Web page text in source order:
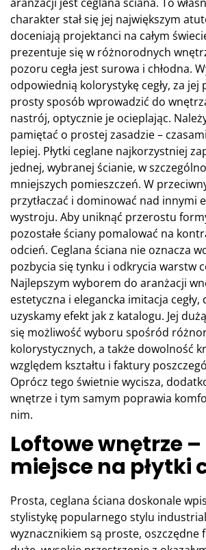
charakter stał się jej największym
doceniają projektanci na całym
prezentuje się w różnorodnych
pozoru cegła jest surowa i chłodna.
odpowiednią kolorystykę cegły, za jej
prosty sposób wprowadzić do
nastrój, optycznie je ocieplając.
pamiętać o prostej zasadzie –
lepiej. Płytki ceglane najkorzystniej
jednej, wybranej ścianie, w
mniejszych pomieszczeń. W
przytłaczać i dominować nad innymi
wystroju. Aby uniknąć przerostu
pozostałe ściany pomalować na
odcień. Ceglana ściana nie oznacza
pozbycia się tynku i odkrycia warstw
Najlepszym wyborem do aranżacji
estetyczna i elegancka imitacja cegły,
uzyskamy efekt jak z katalogu. Jej
się możliwość wyboru spośród
kolorystycznych, a także dowolność
względem kształtu i faktury
Oprócz tego świetnie wycisza,
wnętrze i tym samym poprawia
nim.
Loftowe wnętrze
miejsce na płytki
Prosta, ceglana ściana doskonale
stylistykę popularnego stylu
wyznacznikiem są proste, oszczędne